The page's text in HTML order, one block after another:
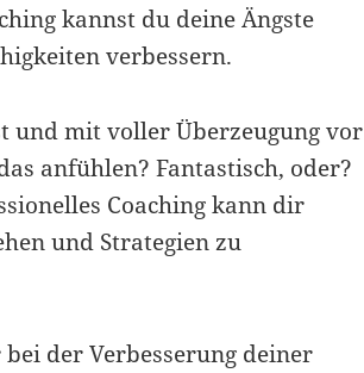
kannst du deine Ängste
verbessern.
und mit voller Überzeugung vor
anfühlen? Fantastisch, oder?
Coaching kann dir
und Strategien zu
der Verbesserung deiner